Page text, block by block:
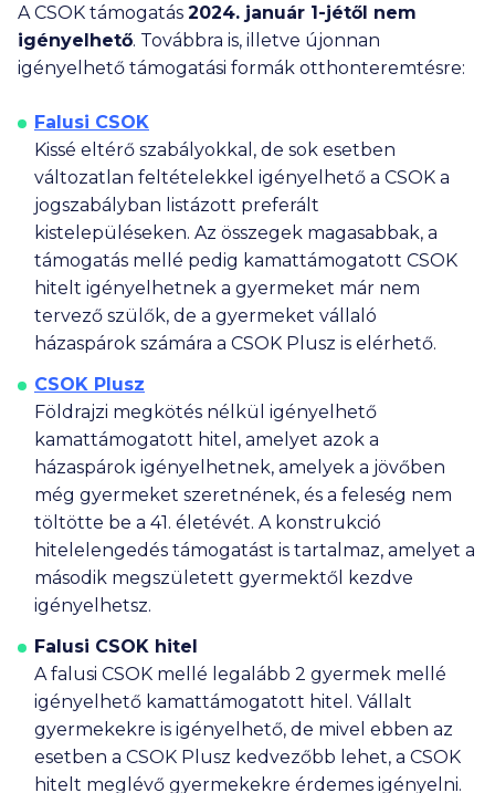
A CSOK támogatás 2024. január 1-jétől nem
igényelhető. Továbbra is, illetve újonnan
igényelhető támogatási formák otthonteremtésre:
Falusi CSOK
Kissé eltérő szabályokkal, de sok esetben
változatlan feltételekkel igényelhető a CSOK a
jogszabályban listázott preferált
kistelepüléseken. Az összegek magasabbak, a
támogatás mellé pedig kamattámogatott CSOK
hitelt igényelhetnek a gyermeket már nem
tervező szülők, de a gyermeket vállaló
házaspárok számára a CSOK Plusz is elérhető.
CSOK Plusz
Földrajzi megkötés nélkül igényelhető
kamattámogatott hitel, amelyet azok a
házaspárok igényelhetnek, amelyek a jövőben
még gyermeket szeretnének, és a feleség nem
töltötte be a 41. életévét. A konstrukció
hitelelengedés támogatást is tartalmaz, amelyet a
második megszületett gyermektől kezdve
igényelhetsz.
Falusi CSOK hitel
A falusi CSOK mellé legalább 2 gyermek mellé
igényelhető kamattámogatott hitel. Vállalt
gyermekekre is igényelhető, de mivel ebben az
esetben a CSOK Plusz kedvezőbb lehet, a CSOK
hitelt meglévő gyermekekre érdemes igényelni.